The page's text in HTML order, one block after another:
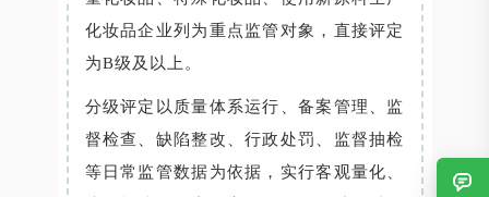
化妆品企业列为重点监管对象，直接评定
为B级及以上。
分级评定以质量体系运行、备案管理、监
督检查、缺陷整改、行政处罚、监督抽检
等日常监管数据为依据，实行客观量化、